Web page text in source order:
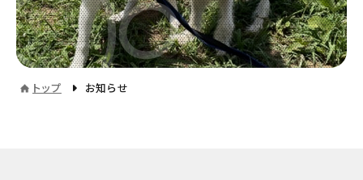
トップ お知らせ